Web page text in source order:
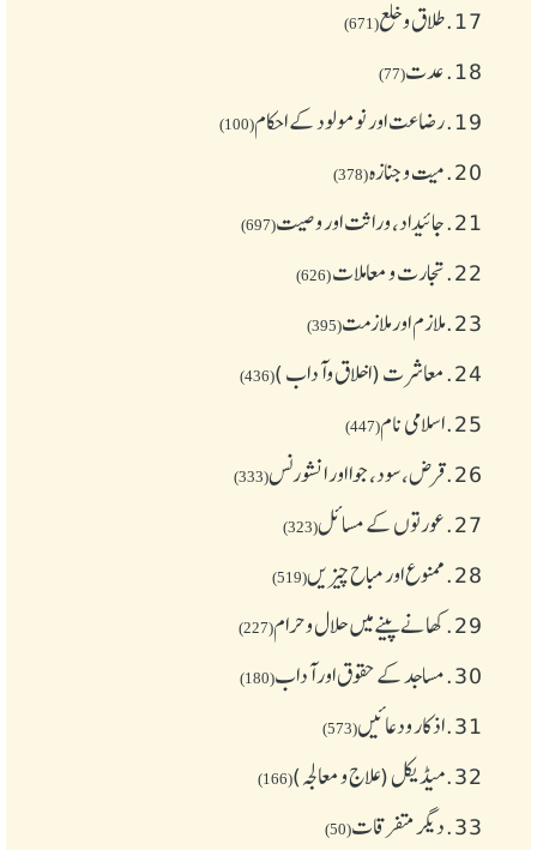
17. طلاق و خلع(671)
18. عدت(77)
19. رضاعت اور نومولود کے احکام(100)
20. میت و جنازہ(378)
21. جائیداد، وراثت اور وصیت(697)
22. تجارت و معاملات(626)
23. ملازم اور ملازمت(395)
24. معاشرت (اخلاق وآداب )(436)
25. اسلامی نام(447)
26. قرض،سود، جوا اور انشورنس(333)
27. عورتوں کے مسائل(323)
28. ممنوع اور مباح چیز یں(519)
29. کھانے پینے میں حلال و حرام(227)
30. مساجد کے حقوق اور آداب(180)
31. اذکار ودعائیں(573)
32. میڈیکل (علاج و معالجہ)(166)
33. دیگر متفرقات(50)